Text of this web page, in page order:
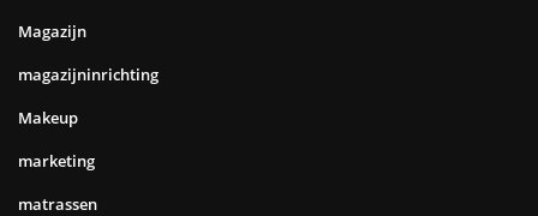
Magazijn
magazijninrichting
Makeup
marketing
matrassen